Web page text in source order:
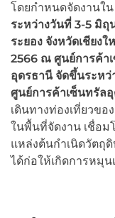
โดยกำหนดจัดงานใ
ระหว่างวันที่ 3-5 มิ
ระยอง จังหวัดเชียงใ
2566 ณ ศูนย์การค้า
อุดรธานีจัดขึ้นระหว่
ศูนย์การค้าเซ็นทรัล
เดินทางท่องเที่ยวข
ในพื้นที่จัดงาน เชื่อม
แหล่งต้นกำเนิดวัตถุ
ได้ก่อให้เกิดการหมุน